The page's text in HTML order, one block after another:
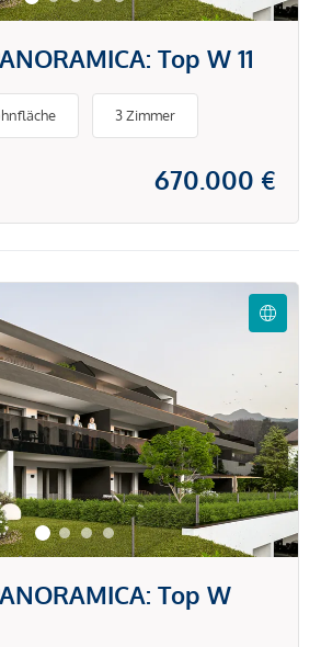
Top W 11
3 Zimmer
670.000 €
Top W